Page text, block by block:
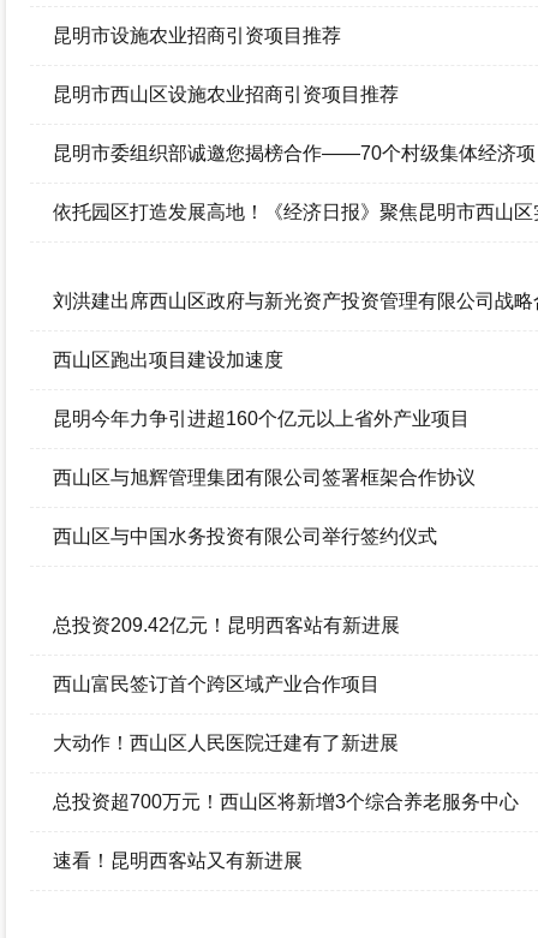
昆明市设施农业招商引资项目推荐
昆明市西山区设施农业招商引资项目推荐
昆明市委组织部诚邀您揭榜合作——70个村级集体经济
依托园区打造发展高地！《经济日报》聚焦昆明市西山
刘洪建出席西山区政府与新光资产投资管理有限公司战
西山区跑出项目建设加速度
昆明今年力争引进超160个亿元以上省外产业项目
西山区与旭辉管理集团有限公司签署框架合作协议
西山区与中国水务投资有限公司举行签约仪式
总投资209.42亿元！昆明西客站有新进展
西山富民签订首个跨区域产业合作项目
大动作！西山区人民医院迁建有了新进展
总投资超700万元！西山区将新增3个综合养老服务中心
速看！昆明西客站又有新进展